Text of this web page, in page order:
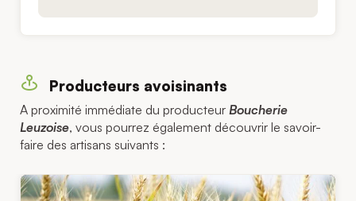
Producteurs avoisinants
A proximité immédiate du producteur Boucherie
Leuzoise, vous pourrez également découvrir le savoir-
faire des artisans suivants :